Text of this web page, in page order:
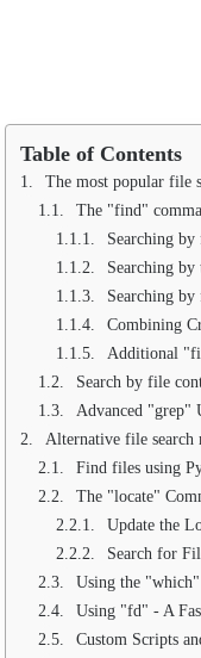
Table of Contents
The most popular file
The "find"
Searching by
Searching
Searching
Combining
Additional
Search by file
Advanced "grep"
Alternative file search
Find files using
The "locate"
Update the
Search for
Using the
Using "fd" - A Fast
Custom Scripts